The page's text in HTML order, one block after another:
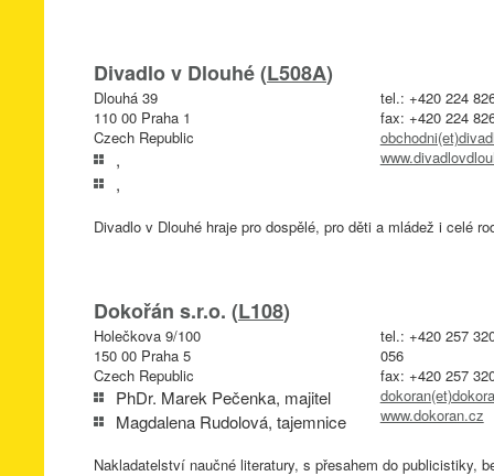
Divadlo v Dlouhé (L508A)
Dlouhá 39
110 00 Praha 1
Czech Republic
,
,
tel.: +420 224
fax: +420 224
Divadlo v Dlouhé hraje pro dospělé, pro děti a mládež i celé
Dokořán s.r.o. (L108)
Holečkova 9/100
150 00 Praha 5
Czech Republic
PhDr. Marek Pečenka, majitel
Magdalena Rudolová, tajemnice
tel.: +420 257
056
fax: +420 257
www.dokoran.cz
Nakladatelství naučné literatury, s přesahem do publicistiky,